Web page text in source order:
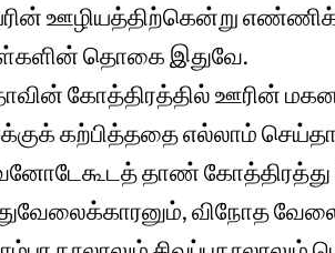
ஊழியத்திற்கென்று
தொகை இதுவே.
கோத்திரத்தில் ஊரின்
கற்பித்ததை எல்லாம்
தாண் கோத்திரத்து
விநோத